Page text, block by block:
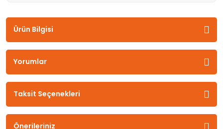
Ürün Bilgisi
Yorumlar
Taksit Seçenekleri
Önerileriniz